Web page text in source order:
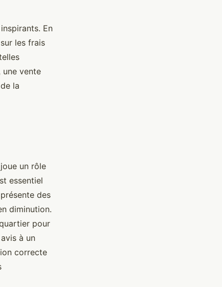
inspirants. En
les frais
une vente
la
joue un rôle
essentiel
présente des
diminution.
pour
à un
correcte